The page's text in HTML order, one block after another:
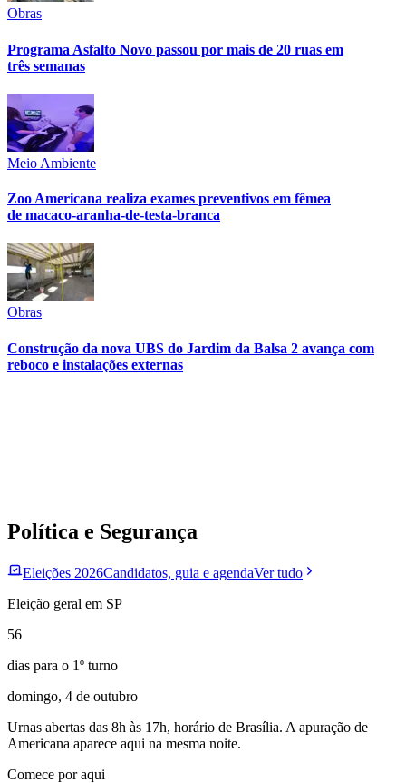
Botafogo
Obras
Programa Asfalto Novo passou por mais de 20 ruas em
três semanas
Meio Ambiente
Zoo Americana realiza exames preventivos em fêmea
de macaco-aranha-de-testa-branca
Obras
Construção da nova UBS do Jardim da Balsa 2 avança com
reboco e instalações externas
Política e Segurança
Eleições 2026Candidatos, guia e agendaVer tudo
Eleição geral em SP
56
dias para o 1º turno
domingo, 4 de outubro
Urnas abertas das 8h às 17h, horário de Brasília. A apuração de
Americana aparece aqui na mesma noite.
Comece por aqui